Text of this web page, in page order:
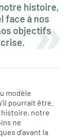
histoire,
face à nos
objectifs
modèle
pourrait être.
histoire, notre
ne
d’avant la